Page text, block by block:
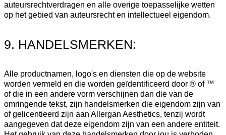
auteursrechtverdragen en alle overige toepasselijke wetten
op het gebied van auteursrecht en intellectueel eigendom.
9. HANDELSMERKEN:
Alle productnamen, logo's en diensten die op de website
worden vermeld en die worden geïdentificeerd door ® of ™
of die in een andere vorm verschijnen dan die van de
omringende tekst, zijn handelsmerken die eigendom zijn van
of gelicentieerd zijn aan Allergan Aesthetics, tenzij wordt
aangegeven dat deze eigendom zijn van een andere entiteit.